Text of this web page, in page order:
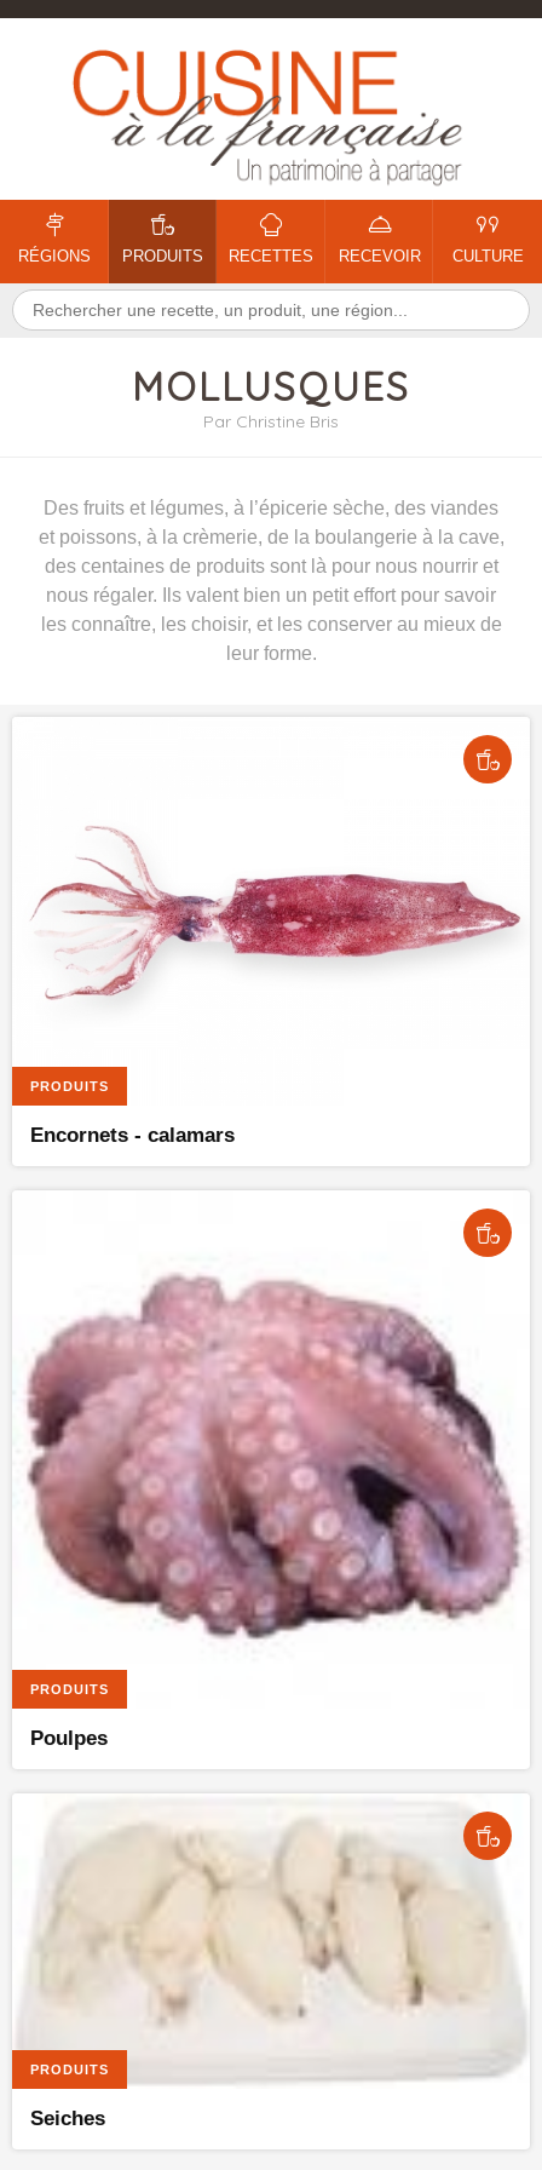
RÉGIONS PRODUITS RECETTES RECEVOIR CULTURE
MOLLUSQUES
Par Christine Bris
Des fruits et légumes, à l’épicerie sèche, des viandes
et poissons, à la crèmerie, de la boulangerie à la cave,
des centaines de produits sont là pour nous nourrir et
nous régaler. Ils valent bien un petit effort pour savoir
les connaître, les choisir, et les conserver au mieux de
leur forme.
PRODUITS
Encornets - calamars
PRODUITS
Poulpes
PRODUITS
Seiches